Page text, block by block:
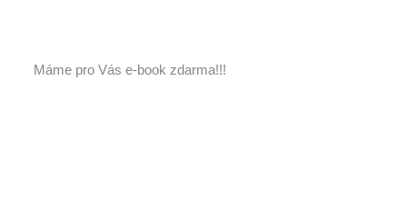
Máme pro Vás e-book zdarma!!!